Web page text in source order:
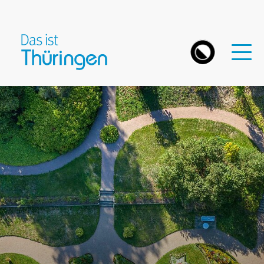
Das ist Thüringen